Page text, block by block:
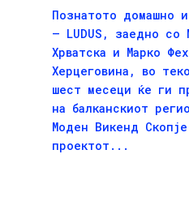
Познатото домашно
– LUDUS, заедно со
Хрватска и Марко
Херцеговина, во
шест месеци ќе ги
на балканскиот
Моден Викенд
проектот...